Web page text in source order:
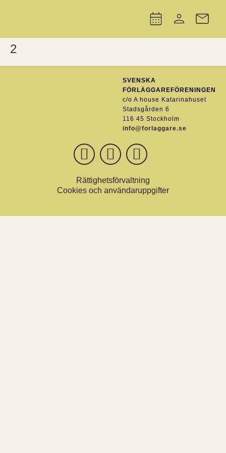
2
SVENSKA
FÖRLÄGGAREFÖRENINGEN
c/o A house Katarinahuset
Stadsgården 6
116 45 Stockholm
info@forlaggare.se
Rättighetsförvaltning
Cookies och användaruppgifter